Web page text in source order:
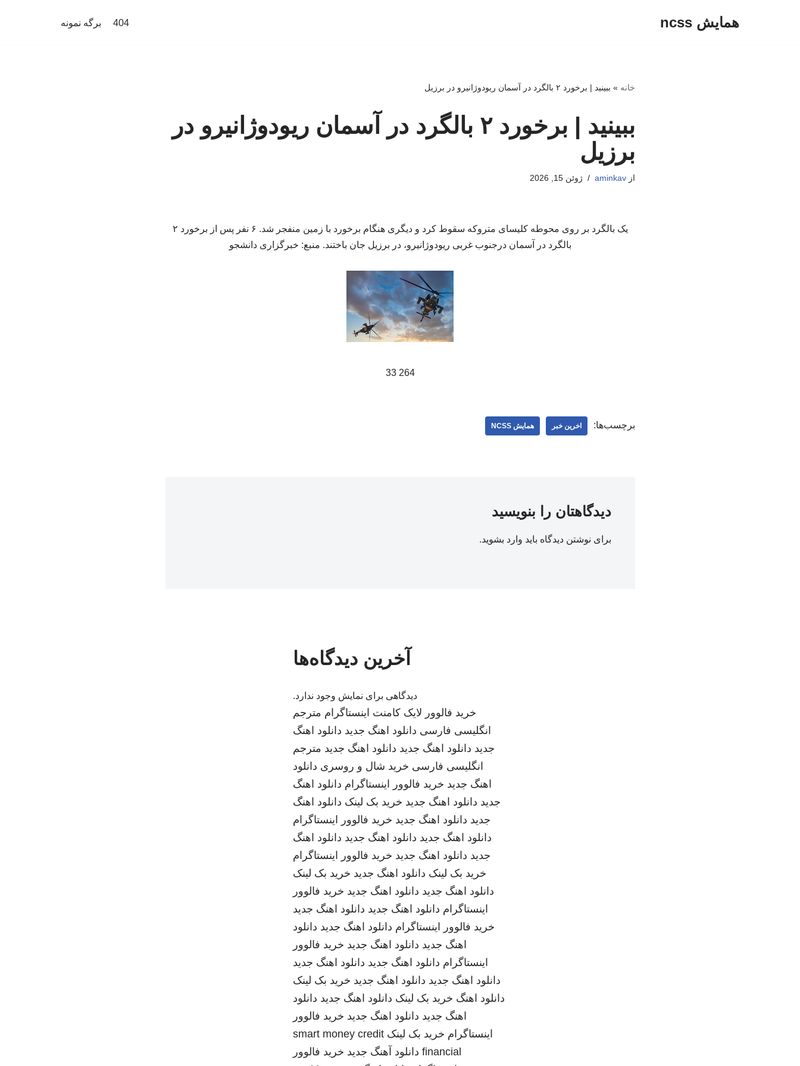
همایش ncss 404 برگه نمونه
خانه » ببینید | برخورد ۲ بالگرد در آسمان ریودوژانیرو در برزیل
ببینید | برخورد ۲ بالگرد در آسمان ریودوژانیرو در
برزیل
ازaminkav ژوئن 15, 2026
یک بالگرد بر روی محوطه کلیسای متروکه سقوط کرد و دیگری هنگام برخورد با زمین منفجر شد. ۶ نفر پس از برخورد ۲
بالگرد در آسمان درجنوب غربی ریودوژانیرو، در برزیل جان باختند. منبع: خبرگزاری دانشجو
264 33
برچسب‌ها: اخرین خبر همایش NCSS
دیدگاهتان را بنویسید
برای نوشتن دیدگاه باید وارد بشوید.
آخرین دیدگاه‌ها
دیدگاهی برای نمایش وجود ندارد.
خرید فالوور لایک کامنت اینستاگرام مترجم
انگلیسی فارسی دانلود اهنگ جدید دانلود اهنگ
جدید دانلود اهنگ جدید دانلود اهنگ جدید مترجم
انگلیسی فارسی خرید شال و روسری دانلود
اهنگ جدید خرید فالوور اینستاگرام دانلود اهنگ
جدید دانلود اهنگ جدید خرید بک لینک دانلود اهنگ
جدید دانلود اهنگ جدید خرید فالوور اینستاگرام
دانلود اهنگ جدید دانلود اهنگ جدید دانلود اهنگ
جدید دانلود اهنگ جدید خرید فالوور اینستاگرام
خرید بک لینک دانلود اهنگ جدید خرید بک لینک
دانلود اهنگ جدید دانلود اهنگ جدید خرید فالوور
اینستاگرام دانلود اهنگ جدید دانلود اهنگ جدید
خرید فالوور اینستاگرام دانلود اهنگ جدید دانلود
اهنگ جدید دانلود اهنگ جدید خرید فالوور
اینستاگرام دانلود اهنگ جدید دانلود اهنگ جدید
دانلود اهنگ جدید دانلود اهنگ جدید خرید بک لینک
دانلود اهنگ خرید بک لینک دانلود اهنگ جدید دانلود
اهنگ جدید دانلود اهنگ جدید خرید فالوور
اینستاگرام خرید بک لینک smart money credit
financial دانلود آهنگ جدید خرید فالوور